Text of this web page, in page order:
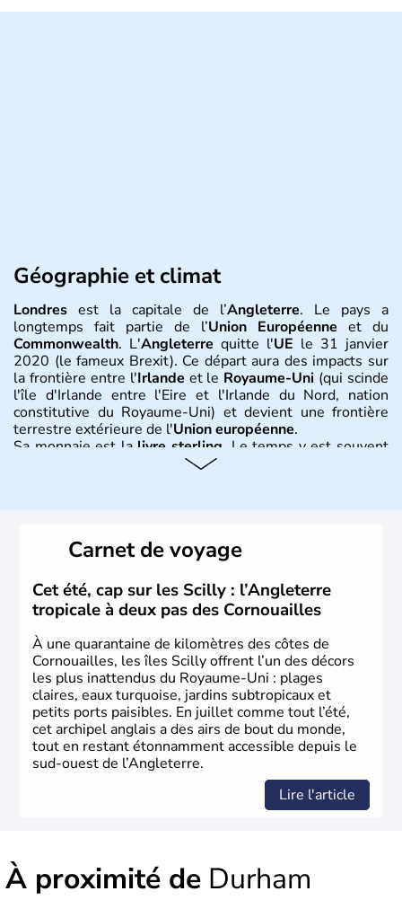
Géographie et climat
Londres est la capitale de l’Angleterre. Le pays a
longtemps fait partie de l’Union Européenne et du
Commonwealth. L'Angleterre quitte l'UE le 31 janvier
2020 (le fameux Brexit). Ce départ aura des impacts sur
la frontière entre l'Irlande et le Royaume-Uni (qui scinde
l'île d'Irlande entre l'Eire et l'Irlande du Nord, nation
constitutive du Royaume-Uni) et devient une frontière
terrestre extérieure de l'Union européenne.
Sa monnaie est lalivre sterling . Le temps y est souvent
instable avec de nombreuses précipitations : il s’agit d’un
Histoire et administration
L'Angleterre est l’une des quatre nations constitutives du
Royaume-Uni. Elle est peuplée de plus de 50 millions
d’habitants, les Anglais, et constitue à elle seule, près de
84% de la population de l’ensemble. Le pays s’est créé au
Xème siècle et tient son nom desAngles
germanique installé sur ces terres. Première démocratie
parlementaire au monde, elle doit son développement à
l’essor industriel du XIXème siècle.
Carnet de voyage
Cet été, cap sur les Scilly : l’Angleterre
tropicale à deux pas des Cornouailles
À une quarantaine de kilomètres des côtes de
Cornouailles, les îles Scilly offrent l’un des décors
les plus inattendus du Royaume-Uni : plages
claires, eaux turquoise, jardins subtropicaux et
petits ports paisibles. En juillet comme tout l’été,
cet archipel anglais a des airs de bout du monde,
tout en restant étonnamment accessible depuis le
sud-ouest de l’Angleterre.
Lire l'article
À proximité de Durham